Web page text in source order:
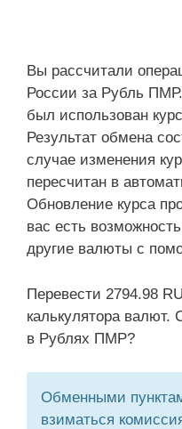
Вы рассчитали
России за Рубль
был использован
Результат обмена
случае изменения
пересчитан в
Обновление курса
вас есть
другие валюты с
Перевести 2794.98
калькулятора валют.
в Рублях ПМР?
Обменными
взиматься